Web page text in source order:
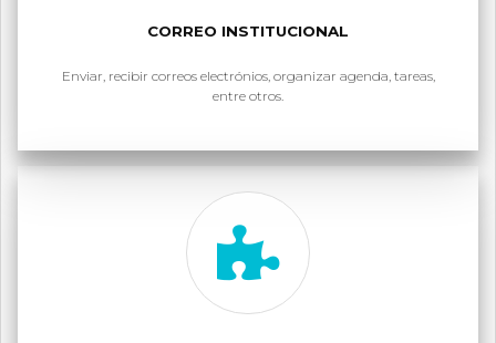
CORREO INSTITUCIONAL
Enviar, recibir correos electrónios, organizar agenda, tareas,
entre otros.